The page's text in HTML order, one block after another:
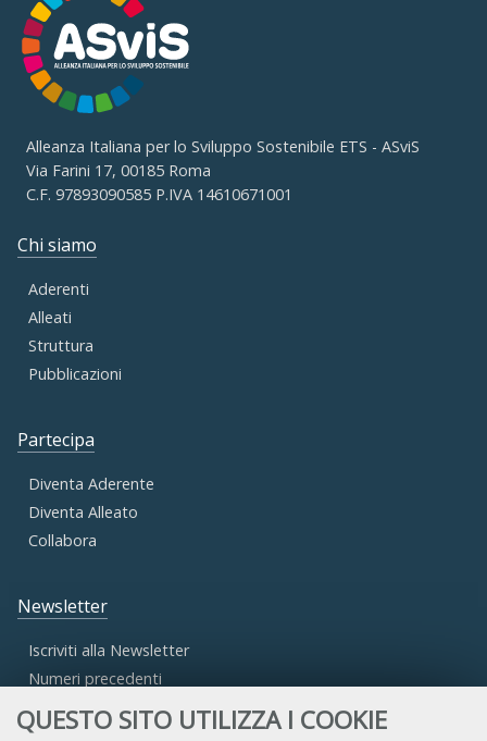
QUESTO SITO UTILIZZA I COOKIE
Alleanza Italiana per lo Sviluppo Sostenibile ETS - ASviS
Via Farini 17, 00185 Roma
C.F. 97893090585 P.IVA 14610671001
Chi siamo
Aderenti
Alleati
Struttura
Pubblicazioni
Partecipa
Diventa Aderente
Diventa Alleato
Collabora
Newsletter
Iscriviti alla Newsletter
Numeri precedenti